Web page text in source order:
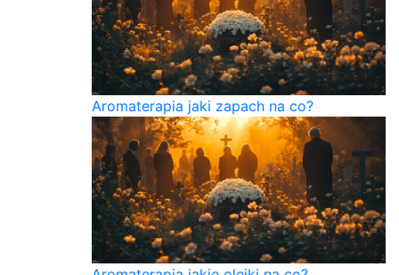
Aromaterapia jaki zapach na co?